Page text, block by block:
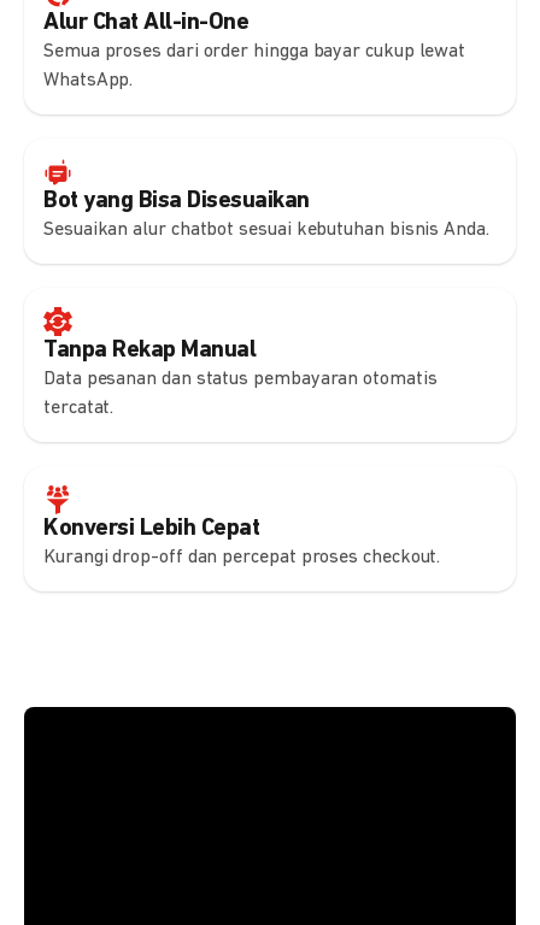
Alur Chat All-in-One
Semua proses dari order hingga bayar cukup lewat
WhatsApp.
Bot yang Bisa Disesuaikan
Sesuaikan alur chatbot sesuai kebutuhan bisnis Anda.
Tanpa Rekap Manual
Data pesanan dan status pembayaran otomatis
tercatat.
Konversi Lebih Cepat
Kurangi drop-off dan percepat proses checkout.